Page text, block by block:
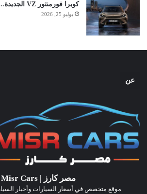
كوبرا فورمنتور VZ الجديدة.. الكتالوج الرسمي
يوليو 25, 2026
عن
مصر كارز | Misr Cars
موقع متخصص في أسعار السيارات وأخبار